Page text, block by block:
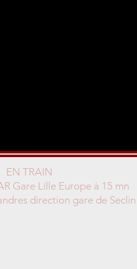
EN TRAIN
Gare Lille Europe à 15 mn
direction gare de Seclin